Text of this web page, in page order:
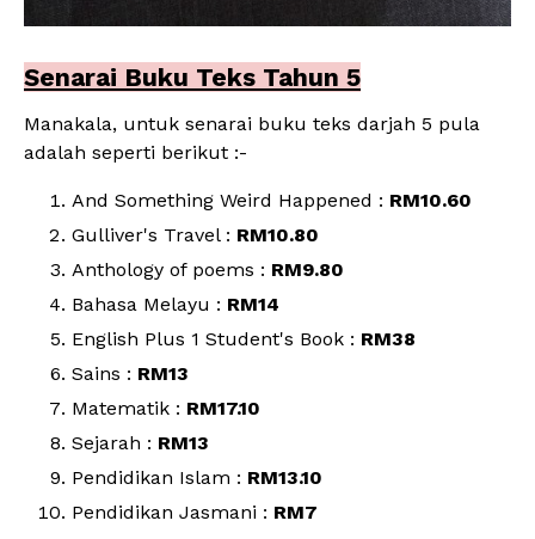
Senarai Buku Teks Tahun 5
Manakala, untuk senarai buku teks darjah 5 pula
adalah seperti berikut :-
And Something Weird Happened : RM10.60
Gulliver's Travel : RM10.80
Anthology of poems : RM9.80
Bahasa Melayu : RM14
English Plus 1 Student's Book : RM38
Sains : RM13
Matematik : RM17.10
Sejarah : RM13
Pendidikan Islam : RM13.10
Pendidikan Jasmani : RM7